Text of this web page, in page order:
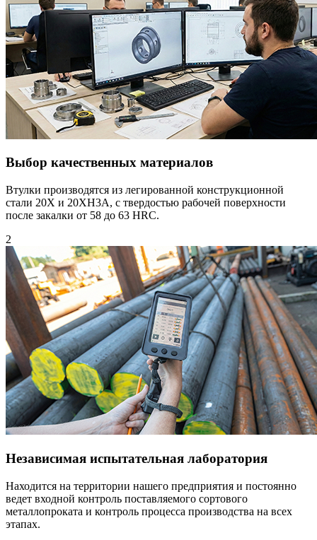
Выбор качественных материалов
Втулки производятся из легированной конструкционной
стали 20Х и 20XH3A, с твердостью рабочей поверхности
после закалки от 58 до 63 HRC.
2
Независимая испытательная лаборатория
Находится на территории нашего предприятия и постоянно
ведет входной контроль поставляемого сортового
металлопроката и контроль процесса производства на всех
этапах.